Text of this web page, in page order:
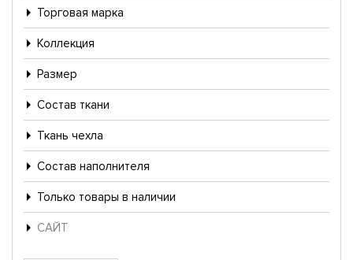
Торговая марка
Коллекция
Размер
Состав ткани
Ткань чехла
Состав наполнителя
Только товары в наличии
САЙТ